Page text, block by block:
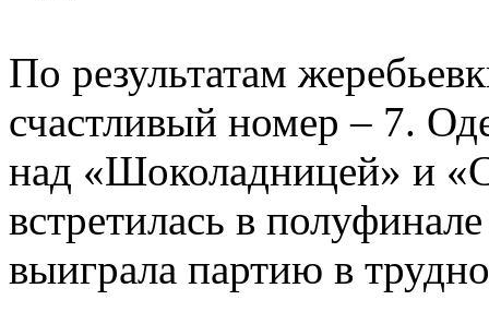
По результатам
счастливый номер – 7.
над «Шоколадницей» и
встретилась в
выиграла партию в